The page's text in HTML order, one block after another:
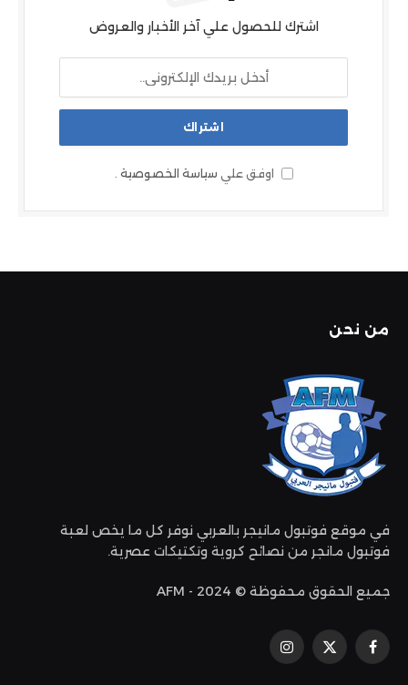
اشترك للحصول علي آخر الأخبار والعروض
اوفق علي سياسة الخصوصية .
من نحن
في موقع فوتبول مانيجر بالعربي نوفر كل ما يخص لعبة
فوتبول مانجر من نصائح كروية وتكتيكات عصرية.
جميع الحقوق محفوظة © 2024 - AFM
فيسبوكإكس
الانستغرام